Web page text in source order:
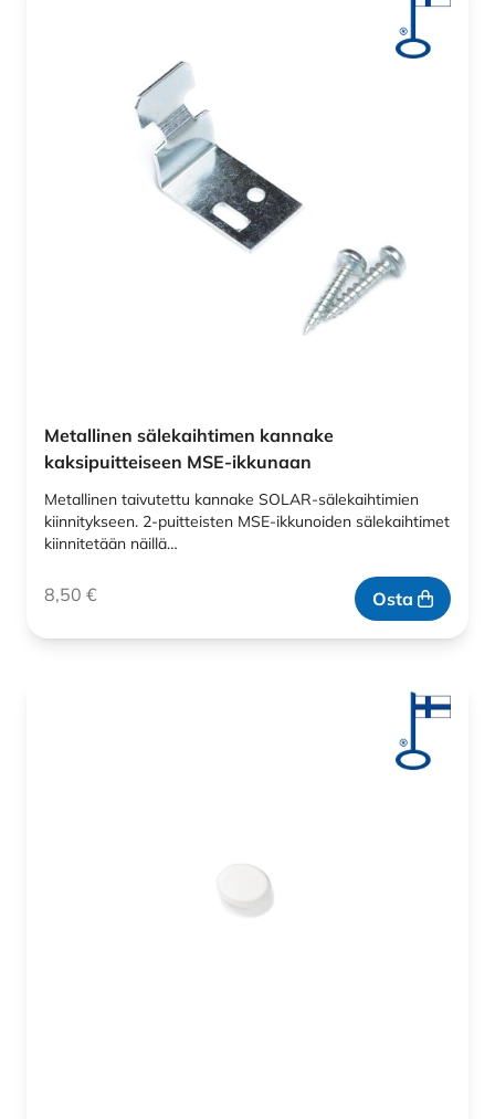
Metallinen sälekaihtimen kannake
kaksipuitteiseen MSE-ikkunaan
Metallinen taivutettu kannake SOLAR-sälekaihtimien
kiinnitykseen. 2-puitteisten MSE-ikkunoiden sälekaihtimet
kiinnitetään näillä…
8,50 € Osta